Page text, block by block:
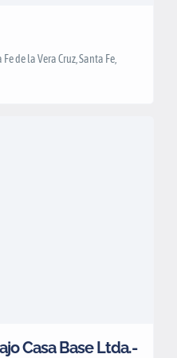
de la Vera Cruz, Santa Fe,
Casa Base Ltda.-